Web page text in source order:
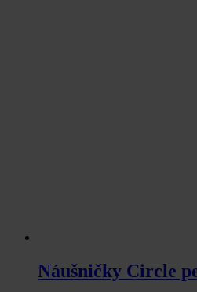
Náušničky Circle